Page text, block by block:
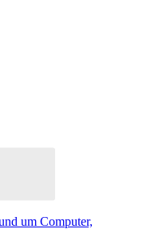
um Computer,